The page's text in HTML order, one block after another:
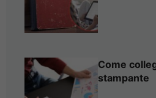
Come
stampante